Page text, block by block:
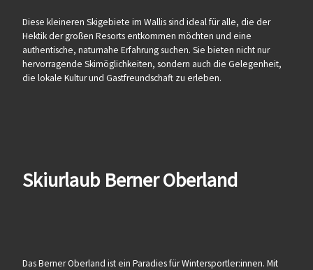
Diese kleineren Skigebiete im Wallis sind ideal für alle, die der
Hektik der großen Resorts entkommen möchten und eine
authentische, naturnahe Erfahrung suchen. Sie bieten nicht nur
hervorragende Skimöglichkeiten, sondern auch die Gelegenheit,
die lokale Kultur und Gastfreundschaft zu erleben.
Skiurlaub Berner Oberland
Das Berner Oberland ist ein Paradies für Wintersportler:innen. Mit